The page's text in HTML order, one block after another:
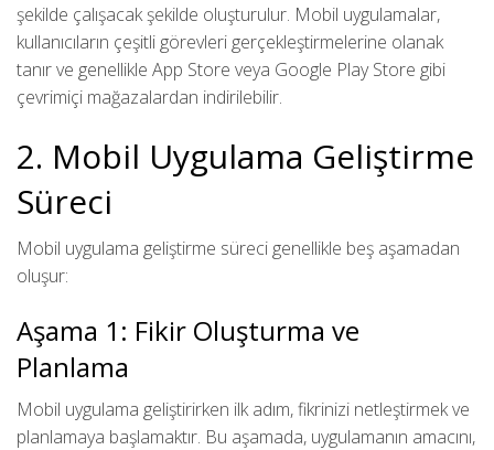
şekilde çalışacak şekilde oluşturulur. Mobil uygulamalar,
kullanıcıların çeşitli görevleri gerçekleştirmelerine olanak
tanır ve genellikle App Store veya Google Play Store gibi
çevrimiçi mağazalardan indirilebilir.
2. Mobil Uygulama Geliştirme
Süreci
Mobil uygulama geliştirme süreci genellikle beş aşamadan
oluşur:
Aşama 1: Fikir Oluşturma ve
Planlama
Mobil uygulama geliştirirken ilk adım, fikrinizi netleştirmek ve
planlamaya başlamaktır. Bu aşamada, uygulamanın amacını,